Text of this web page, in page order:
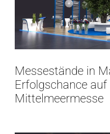
Messestände in
Erfolgschance auf
Mittelmeermesse